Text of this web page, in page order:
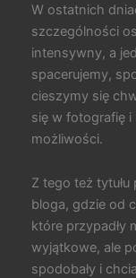
W ostatnich
szczególności
intensywny, a
spacerujemy,
cieszymy się
się w fotografię i
możliwości.
Z tego też
bloga, gdzie od
które przypadły
wyjątkowe, ale
spodobały i